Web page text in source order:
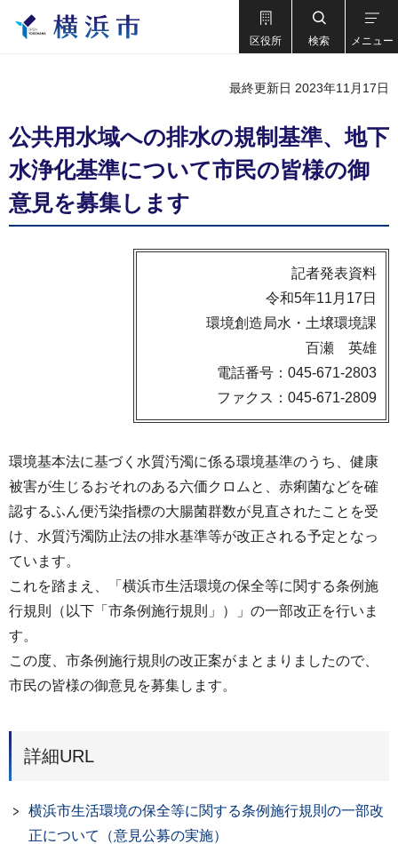
区役所 検索 メニュー
最終更新日 2023年11月17日
公共用水域への排水の規制基準、地下
水浄化基準について市民の皆様の御
意見を募集します
記者発表資料
令和5年11月17日
環境創造局水・土壌環境課
百瀬 英雄
電話番号：045-671-2803
ファクス：045-671-2809
環境基本法に基づく水質汚濁に係る環境基準のうち、健康
被害が生じるおそれのある六価クロムと、赤痢菌などを確
認するふん便汚染指標の大腸菌群数が見直されたことを受
け、水質汚濁防止法の排水基準等が改正される予定となっ
ています。
これを踏まえ、「横浜市生活環境の保全等に関する条例施
行規則（以下「市条例施行規則」）」の一部改正を行いま
す。
この度、市条例施行規則の改正案がまとまりましたので、
市民の皆様の御意見を募集します。
詳細URL
横浜市生活環境の保全等に関する条例施行規則の一部改
正について（意見公募の実施）